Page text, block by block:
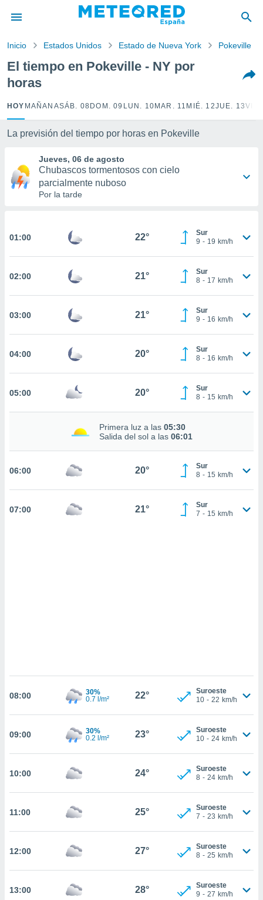
por
para
la
calidad.
a este
las
y
forma
permite
seguir
coste.
a la
todas
nuestros
así como
en
aceptar
sitio
se
CONFIGURACIÓN
Inicio Estados Unidos Estado de Nueva York Pokeville
El tiempo en Pokeville - NY por
horas
HOY MAÑANASÁB. 08 DOM. 09 LUN. 10 MAR. 11 MIÉ. 12JUE. 13VIE.
La previsión del tiempo por horas en Pokeville
Jueves, 06 de agosto
Chubascos tormentosos con cielo
parcialmente nuboso
Por la tarde
01:00 22°
Sur
9 - 19 km/h
02:00 21°
Sur
8 - 17 km/h
03:00 21°
Sur
9 - 16 km/h
04:00 20°
Sur
8 - 16 km/h
05:00 20°
Sur
8 - 15 km/h
Primera luz a las 05:30
Salida del sol a las 06:01
06:00 20°
Sur
8 - 15 km/h
07:00 21°
Sur
7 - 15 km/h
08:00
30%
0.7 l/m²
22°
Suroeste
10 - 22 km/h
09:00
30%
0.2 l/m²
23°
Suroeste
10 - 24 km/h
10:00 24°
Suroeste
8 - 24 km/h
11:00 25°
Suroeste
7 - 23 km/h
12:00 27°
Suroeste
8 - 25 km/h
13:00 28°
Suroeste
9 - 27 km/h